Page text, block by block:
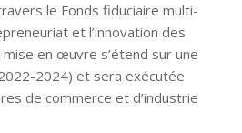
le Fonds fiduciaire multi-
et l’innovation des
mise en œuvre s’étend sur une
2024) et sera exécutée
de commerce et d’industrie